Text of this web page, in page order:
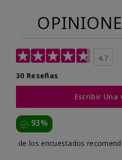
4.7
30 Reseñas
Escribir Una
93%
de los encuestados